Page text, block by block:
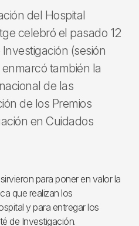
del Hospital
celebró el pasado 12
(sesión
también la
de las
de los Premios
en Cuidados
para poner en valor la
que realizan los
y para entregar los
de Investigación.